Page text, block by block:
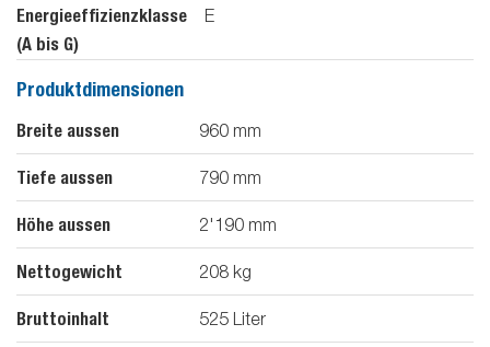
Energieeffizienzklasse
(A bis G)
E
Produktdimensionen
Breite aussen 960 mm
Tiefe aussen 790 mm
Höhe aussen 2'190 mm
Nettogewicht 208 kg
Bruttoinhalt 525 Liter